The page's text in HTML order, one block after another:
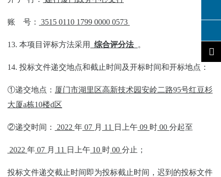
账 号： 3515 0110 1799 0000 0573
13. 本项目评标方法采用 综合评分法 。
14. 投标文件递交地点和截止时间及开标时间和开标地点：
①递交地点： 厦门市湖里区高新技术园安岭二路95号红豆杉
大厦a栋10楼d区
②递交时间： 2022 年 07 月 11 日上午 09 时 00 分起至
2022 年 07 月 11 日上午 10 时 00 分止 ；
投标文件递交截止时间即为投标截止时间 ， 迟到的投标文件